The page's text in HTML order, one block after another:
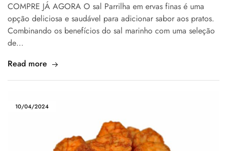
COMPRE JÁ AGORA O sal Parrilha em ervas finas é uma
opção deliciosa e saudável para adicionar sabor aos pratos.
Combinando os benefícios do sal marinho com uma seleção
de…
Read more
10/04/2024